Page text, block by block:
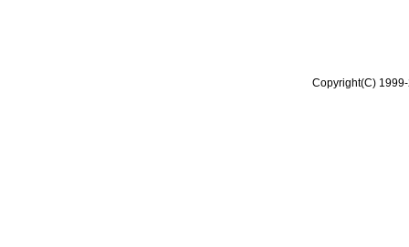
Copyright(C)